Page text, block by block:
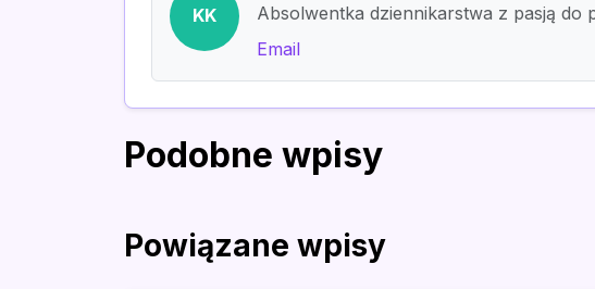
KK
Absolwentka dziennikarstwa z pasją do
Email
Podobne wpisy
Powiązane wpisy